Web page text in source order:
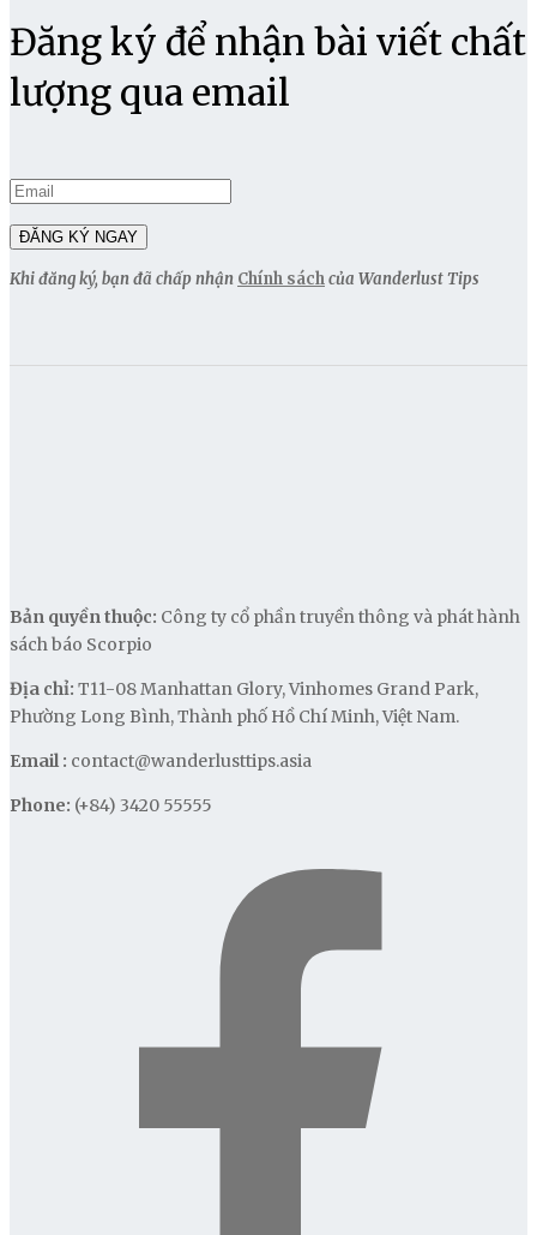
Đăng ký để nhận bài viết chất
lượng qua email
Khi đăng ký, bạn đã chấp nhận Chính sáchcủa Wanderlust Tips
Bản quyền thuộc: Công ty cổ phần truyền thông và phát hành
sách báo Scorpio
Địa chỉ: T11-08 Manhattan Glory, Vinhomes Grand Park,
Phường Long Bình, Thành phố Hồ Chí Minh, Việt Nam.
Email : contact@wanderlusttips.asia
Phone: (+84) 3420 55555